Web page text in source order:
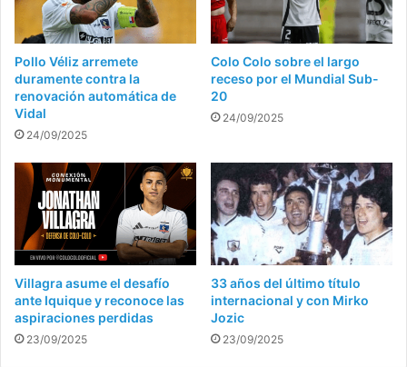
Pollo Véliz arremete
duramente contra la
renovación automática de
Vidal
24/09/2025
Colo Colo sobre el largo
receso por el Mundial Sub-
20
24/09/2025
Villagra asume el desafío
ante Iquique y reconoce las
aspiraciones perdidas
23/09/2025
33 años del último título
internacional y con Mirko
Jozic
23/09/2025